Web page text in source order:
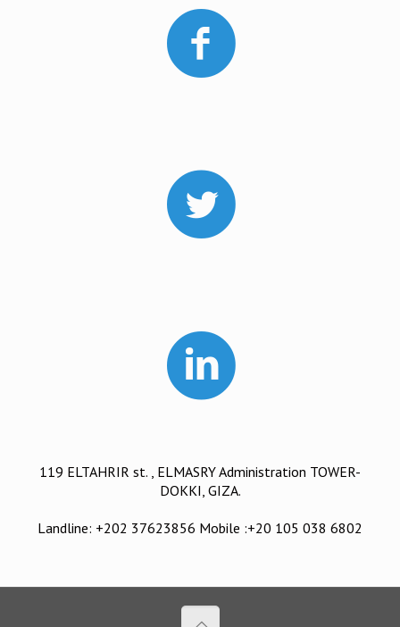
119 ELTAHRIR st. , ELMASRY Administration TOWER-
DOKKI, GIZA.
Landline: +202 37623856 Mobile :+20 105 038 6802